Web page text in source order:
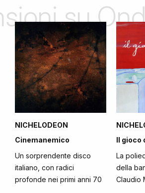
su
NICHELODEON
Cinemanemico
Un sorprendente disco
italiano, con radici
profonde nei primi anni 70
Il gioco
La
della
Claudio